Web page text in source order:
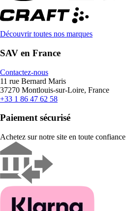
Découvrir toutes nos marques
SAV en France
Contactez-nous
11 rue Bernard Maris
37270 Montlouis-sur-Loire, France
+33 1 86 47 62 58
Paiement sécurisé
Achetez sur notre site en toute confiance